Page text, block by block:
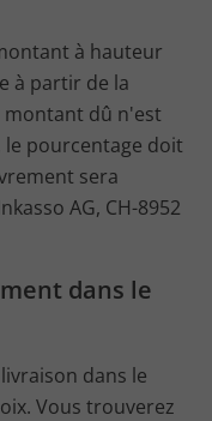
à hauteur
à partir de la
montant dû n'est
le pourcentage doit
sera
AG, CH-8952
dans le
dans le
Vous trouverez